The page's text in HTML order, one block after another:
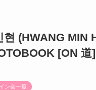
현 (HWANG MIN
[ON
ン会一覧